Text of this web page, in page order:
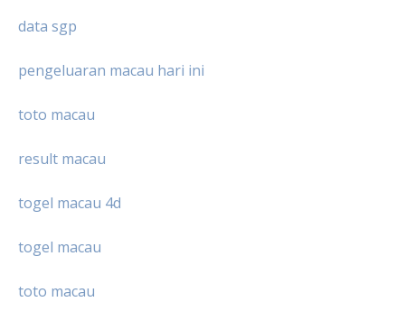
data sgp
pengeluaran macau hari ini
toto macau
result macau
togel macau 4d
togel macau
toto macau